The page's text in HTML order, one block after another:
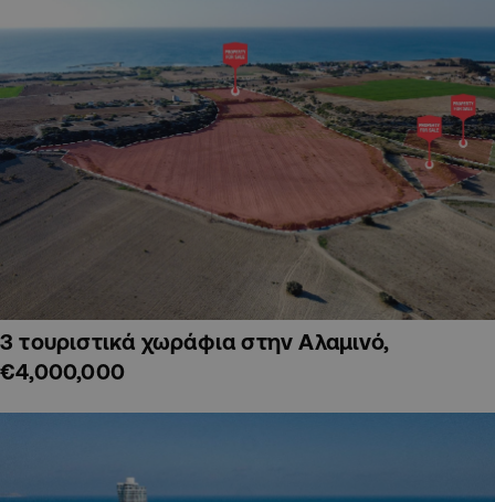
3 τουριστικά χωράφια στην Αλαμινό,
€4,000,000